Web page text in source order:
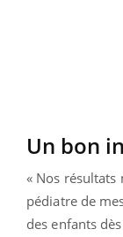
Un bon
« Nos
pédiatre de
des enfants